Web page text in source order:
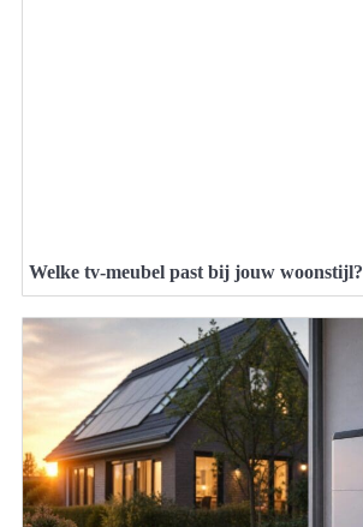
Welke tv-meubel past bij jouw woonstijl?